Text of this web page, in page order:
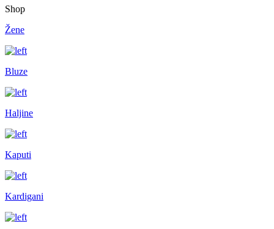
Shop
Žene
Bluze
Haljine
Kaputi
Kardigani